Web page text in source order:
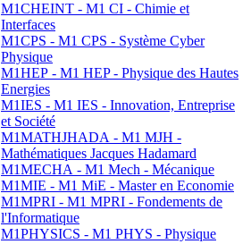
M1CHEINT - M1 CI - Chimie et
Interfaces
M1CPS - M1 CPS - Système Cyber
Physique
M1HEP - M1 HEP - Physique des Hautes
Energies
M1IES - M1 IES - Innovation, Entreprise
et Société
M1MATHJHADA - M1 MJH -
Mathématiques Jacques Hadamard
M1MECHA - M1 Mech - Mécanique
M1MIE - M1 MiE - Master en Economie
M1MPRI - M1 MPRI - Fondements de
l'Informatique
M1PHYSICS - M1 PHYS - Physique